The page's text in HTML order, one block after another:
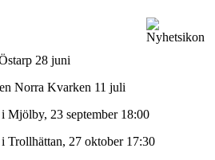
28 juni
Norra Kvarken 11 juli
Mjölby, 23 september 18:00
Trollhättan, 27 oktober 17:30